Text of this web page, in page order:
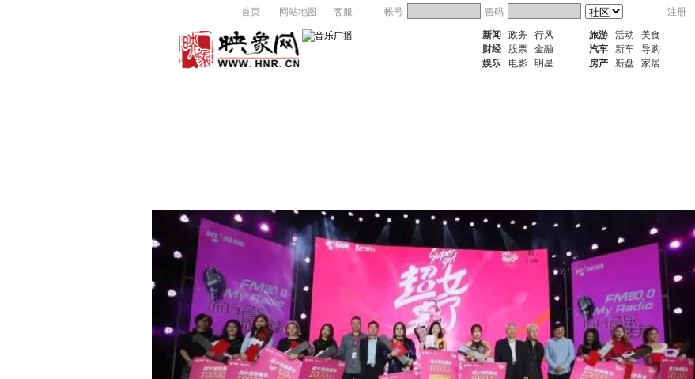
首页 网站地图 客服 帐号 密码 注册
新闻 政务
行风
财经
股票
金融
娱乐
电影 明星
旅游 活动
美食
汽车
新车
导购
房产
新盘 家居